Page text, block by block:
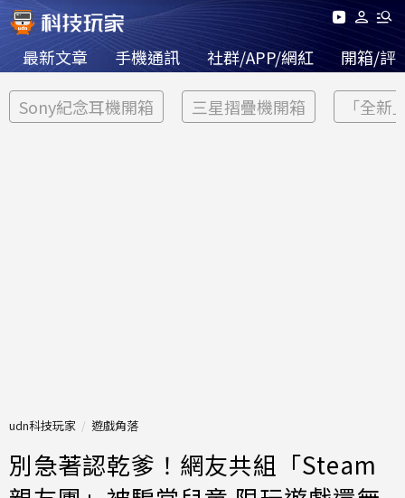
最新文章 手機通訊 社群/APP/網紅 開箱/評
Sony紀念耳機開箱 三星摺疊機開箱 「全新
udn科技玩家 遊戲角落
別急著認乾爹！網友共組「Steam